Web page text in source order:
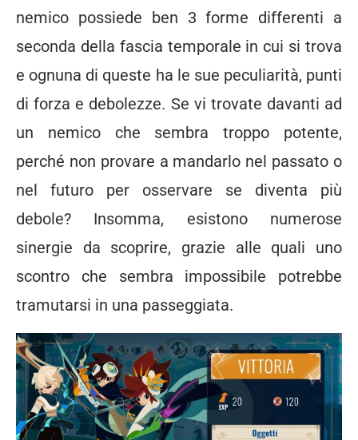
nemico possiede ben 3 forme differenti a
seconda della fascia temporale in cui si trova
e ognuna di queste ha le sue peculiarità, punti
di forza e debolezze. Se vi trovate davanti ad
un nemico che sembra troppo potente,
perché non provare a mandarlo nel passato o
nel futuro per osservare se diventa più
debole? Insomma, esistono numerose
sinergie da scoprire, grazie alle quali uno
scontro che sembra impossibile potrebbe
tramutarsi in una passeggiata.